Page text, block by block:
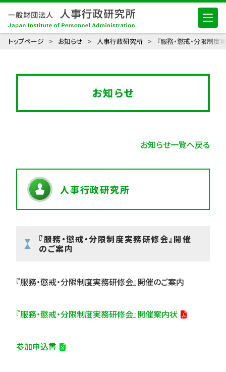
トップページ お知らせ 人事行政研究所 『服務・懲戒・分限制
お知らせ
お知らせ一覧へ戻る
人事行政研究所
『服務・懲戒・分限制度実務研修会』開催
のご案内
『服務・懲戒・分限制度実務研修会』開催のご案内
『服務・懲戒・分限制度実務研修会』開催案内状
参加申込書